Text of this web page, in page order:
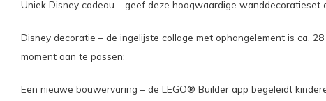
Uniek Disney cadeau – geef deze hoogwaardige
Disney decoratie – de ingelijste collage met ophangelement is ca.
moment aan te passen;
Een nieuwe bouwervaring – de LEGO® Builder app begeleidt